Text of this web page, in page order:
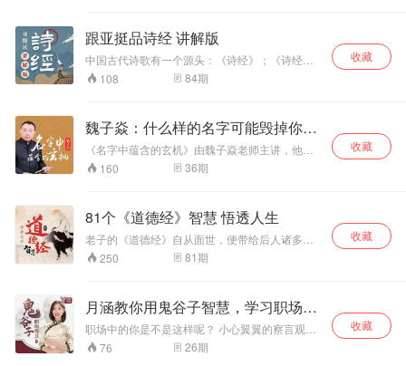
密码，引用部分脂砚斋的批语，加上自己的创
见，以全景方式品读这部社群文化的百科全书。
领你走进真正的大观园，弥补你那从未读过、读
不下来、读不明白《红楼梦》的遗憾。
恨秋悲皆自惹,花容月貌为谁妍 “满纸荒唐言,一把
辛酸泪” “世事洞明皆学问,人情练达即文章”“机关
算尽太聪明,反算了卿卿性命 一个是阆苑仙葩,一
个是美玉无瑕 听孟云剑老师解构《红楼梦》精
髓，分析缜密逻辑严谨思路清晰 3D环绕品读立体
跟亚挺品诗经 讲解版
中国古代诗歌有一个源头：《诗经》；《诗经》
之美，仿若山间溪泉，潺潺自流，新妍明丽，悠
雅清扬。在这个专辑中，我们精选了92首《诗
骨的相思，既有淳朴的生活，又有激烈的征战，
既有喜悦的祝福，又有无奈的叹息……欣赏完这
92首诗歌后，也就经历了一遍人生百态。希望这
个专辑能为你带来一些启迪，在无人的深夜里，
温暖心灵！
108 84期
收藏
魏子焱：什么样的名字可能毁掉你一
生
《名字中蕴含的玄机》由魏子焱老师主讲，他将
用结合二十余载潜心专研和实践，以及对国学之
精髓领悟及造诣，打造一堂别开生面、形象生动
160 36期
收藏
81个《道德经》智慧 悟透人生
老子的《道德经》自从面世，便带给后人诸多生
活工作的方法论。 它就像是一把尺子，哪里做得
不好，哪里做得好，用它一量，就全知道了。 但
中学习这部千年前的经典？ 怎样运用《道德经》
的智慧，参透为人处世的道理？ 今天，国学大师
赵思阳将为你娓娓道来，对《道德经》81章原文
进行解读，在忠实文本原意的基础上，结合现实
生活，循序渐进地分析这份两千多年前的“爆款智
250 81期
收藏
月涵教你用鬼谷子智慧，学习职场谋
略
职场中的你是不是这样呢？ 小心翼翼的察言观色
却还是会得罪人？ 工作兢兢业业，但是晋升的还
是身边的“小人”？ 知道吗 在职场上过于耿直，是
76 26期
收藏